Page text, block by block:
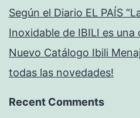
Según el Diario EL PAÍS
Inoxidable de IBILI es una
Nuevo Catálogo Ibili
todas las novedades!
Recent Comments